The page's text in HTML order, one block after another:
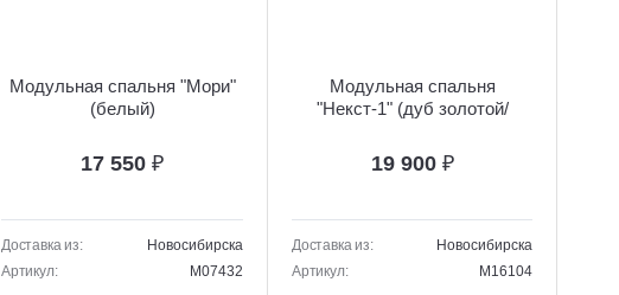
Модульная спальня "Мори"
(белый)
17 550 ₽
Доставка из:
Новосибирска
Артикул:
M07432
Модульная спальня
"Некст-1" (дуб золотой/
19 900 ₽
Доставка из:
Новосибирска
Артикул:
M16104